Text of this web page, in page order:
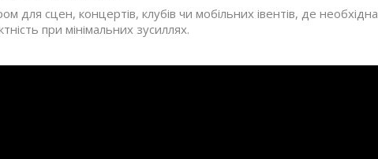
для сцен, концертів, клубів чи мобільних івентів, де необхідна
при мінімальних зусиллях.